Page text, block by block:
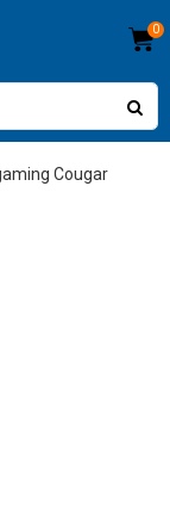
0
Cougar